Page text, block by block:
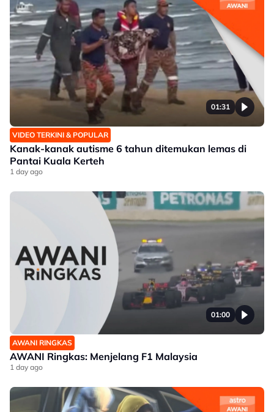
01:31
VIDEO TERKINI & POPULAR
Kanak-kanak autisme 6 tahun ditemukan lemas di
Pantai Kuala Kerteh
1 day ago
01:00
AWANI RINGKAS
AWANI Ringkas: Menjelang F1 Malaysia
1 day ago